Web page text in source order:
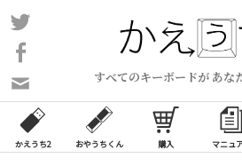
コ
ン
ン
ツ
ス
すべてのキーボードが あな
い
合
わ
かえうち2 おやうちくん 購入 マニュ